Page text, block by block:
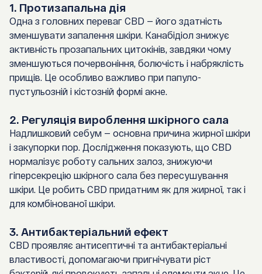
1. Протизапальна дія
Одна з головних переваг CBD — його здатність
зменшувати запалення шкіри. Канабідіол знижує
активність прозапальних цитокінів, завдяки чому
зменшуються почервоніння, болючість і набряклість
прищів. Це особливо важливо при папуло-
пустульозній і кістозній формі акне.
2. Регуляція вироблення шкірного сала
Надлишковий себум — основна причина жирної шкіри
і закупорки пор. Дослідження показують, що CBD
нормалізує роботу сальних залоз, знижуючи
гіперсекрецію шкірного сала без пересушування
шкіри. Це робить CBD придатним як для жирної, так і
для комбінованої шкіри.
3. Антибактеріальний ефект
CBD проявляє антисептичні та антибактеріальні
властивості, допомагаючи пригнічувати ріст